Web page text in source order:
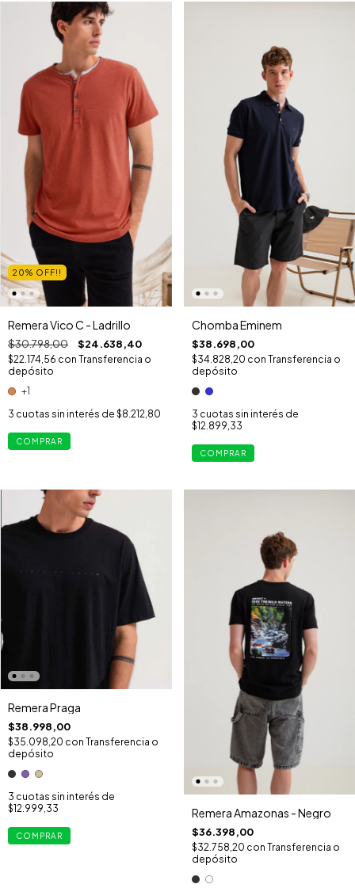
20% OFF!!
Remera Vico C - Ladrillo
$30.798,00 $24.638,40
$22.174,56 con Transferencia o
depósito
+1
3 cuotas sin interés de $8.212,80
COMPRAR
Chomba Eminem
$38.698,00
$34.828,20 con Transferencia o
depósito
3 cuotas sin interés de
$12.899,33
COMPRAR
Remera Praga
$38.998,00
$35.098,20 con Transferencia o
depósito
3 cuotas sin interés de
$12.999,33
COMPRAR
Remera Amazonas - Negro
$36.398,00
$32.758,20 con Transferencia o
depósito